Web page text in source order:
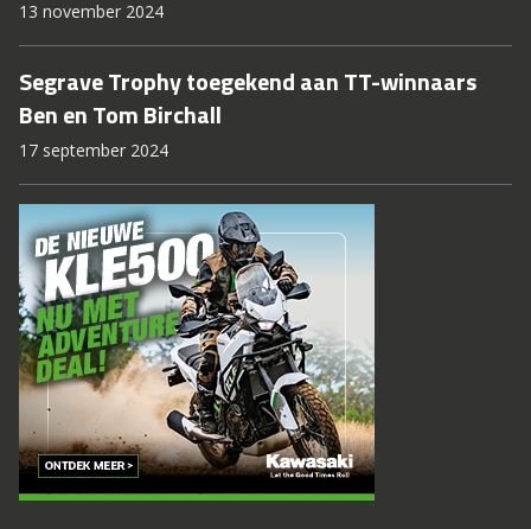
13 november 2024
Segrave Trophy toegekend aan TT-winnaars
Ben en Tom Birchall
17 september 2024